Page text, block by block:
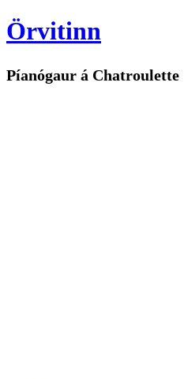
Örvitinn
Píanógaur á Chatroulette